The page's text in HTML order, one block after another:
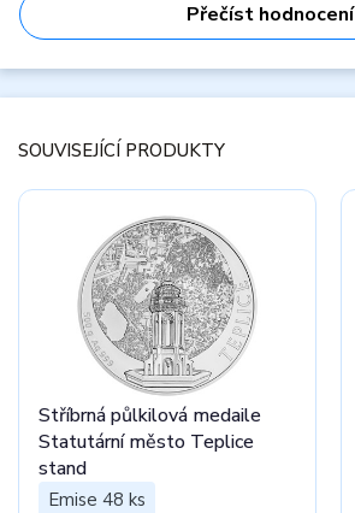
Přečíst hodnocení
SOUVISEJÍCÍ PRODUKTY
Stříbrná půlkilová medaile
Statutární město Teplice
stand
Emise 48 ks